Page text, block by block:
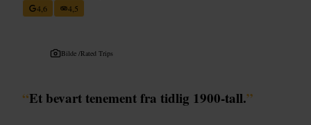
4,6
4,5
Bilde /Rated Trips
“Et bevart tenement fra tidlig 1900-tall.”